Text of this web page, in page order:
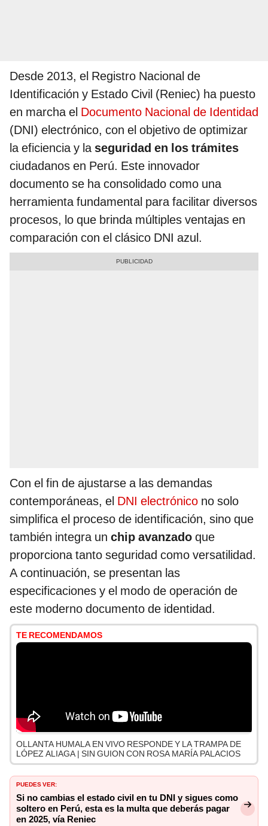
Desde 2013, el Registro Nacional de
Identificación y Estado Civil (Reniec) ha puesto
en marcha el Documento Nacional de Identidad
(DNI) electrónico, con el objetivo de optimizar
la eficiencia y la seguridad en los trámites
ciudadanos en Perú. Este innovador
documento se ha consolidado como una
herramienta fundamental para facilitar diversos
procesos, lo que brinda múltiples ventajas en
comparación con el clásico DNI azul.
Con el fin de ajustarse a las demandas
contemporáneas, el DNI electrónico no solo
simplifica el proceso de identificación, sino que
también integra un chip avanzado que
proporciona tanto seguridad como versatilidad.
A continuación, se presentan las
especificaciones y el modo de operación de
este moderno documento de identidad.
TE RECOMENDAMOS
OLLANTA HUMALA EN VIVO RESPONDE Y LA TRAMPA DE
LÓPEZ ALIAGA | SIN GUION CON ROSA MARÍA PALACIOS
PUEDES VER:
Si no cambias el estado civil en tu DNI y sigues como
soltero en Perú, esta es la multa que deberás pagar
en 2025, vía Reniec